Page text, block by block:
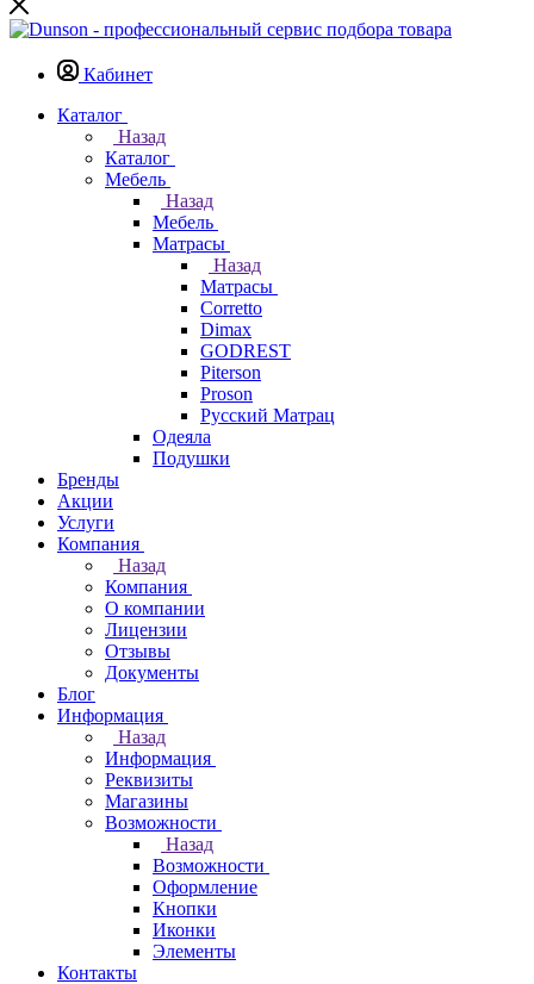
Кабинет
Каталог
Назад
Каталог
Мебель
Назад
Мебель
Матрасы
Назад
Матрасы
Corretto
Dimax
GODREST
Piterson
Proson
Русский Матрац
Одеяла
Подушки
Бренды
Акции
Услуги
Компания
Назад
Компания
О компании
Лицензии
Отзывы
Документы
Блог
Информация
Назад
Информация
Реквизиты
Магазины
Возможности
Назад
Возможности
Оформление
Кнопки
Иконки
Элементы
Контакты